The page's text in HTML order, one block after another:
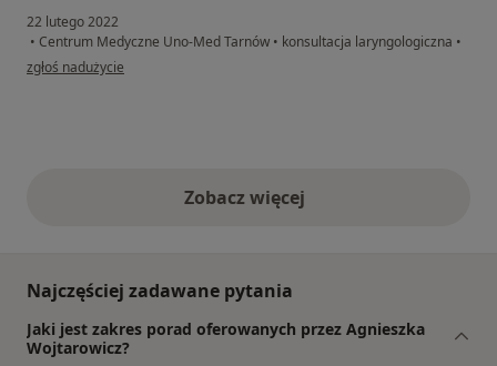
22 lutego 2022
• Centrum Medyczne Uno-Med Tarnów • konsultacja laryngologiczna •
w opinii użytkownika A. P
zgłoś nadużycie
Zobacz więcejopinie powyżej
Najczęściej zadawane pytania
Jaki jest zakres porad oferowanych przez Agnieszka
Wojtarowicz?